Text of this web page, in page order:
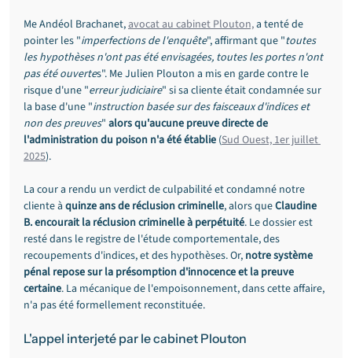
Me Andéol Brachanet, avocat au cabinet Plouton, a tenté de
pointer les "imperfections de l'enquête", affirmant que "toutes
les hypothèses n'ont pas été envisagées, toutes les portes n'ont
pas été ouvertes". Me Julien Plouton a mis en garde contre le
risque d'une "erreur judiciaire" si sa cliente était condamnée sur
la base d'une "instruction basée sur des faisceaux d'indices et
non des preuves" alors qu'aucune preuve directe de
l'administration du poison n'a été établie (Sud Ouest, 1er juillet
2025).
La cour a rendu un verdict de culpabilité et condamné notre
cliente à quinze ans de réclusion criminelle, alors que Claudine
B. encourait la réclusion criminelle à perpétuité. Le dossier est
resté dans le registre de l'étude comportementale, des
recoupements d'indices, et des hypothèses. Or, notre système
pénal repose sur la présomption d'innocence et la preuve
certaine. La mécanique de l'empoisonnement, dans cette affaire,
n'a pas été formellement reconstituée.
L'appel interjeté par le cabinet Plouton